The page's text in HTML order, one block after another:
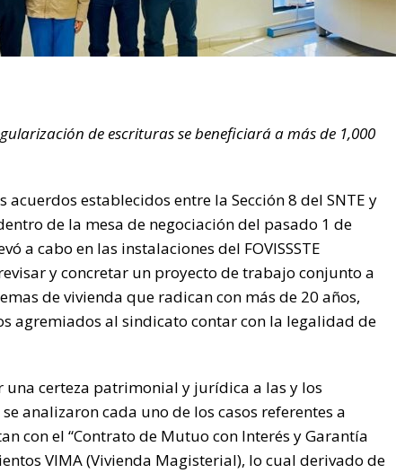
de escrituras se beneficiará a más de 1,000
establecidos entre la Sección 8 del SNTE y
de la mesa de negociación del pasado 1 de
a cabo en las instalaciones del FOVISSSTE
y concretar un proyecto de trabajo conjunto a
de vivienda que radican con más de 20 años,
agremiados al sindicato contar con la legalidad de
certeza patrimonial y jurídica a las y los
analizaron cada uno de los casos referentes a
con el “Contrato de Mutuo con Interés y Garantía
VIMA (Vivienda Magisterial), lo cual derivado de